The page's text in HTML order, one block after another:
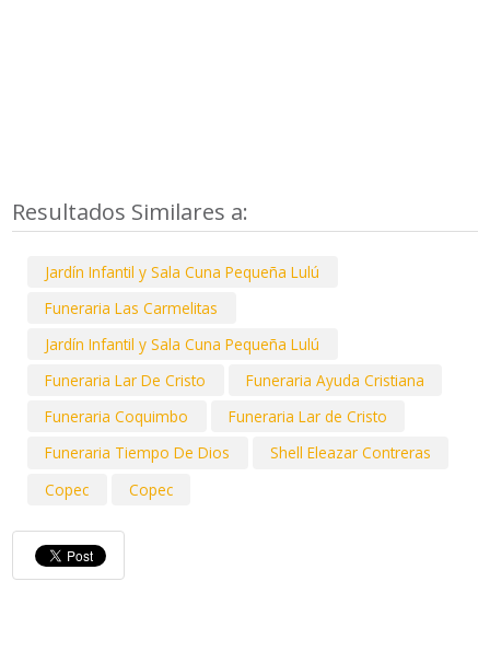
Resultados Similares a:
Jardín Infantil y Sala Cuna Pequeña Lulú
Funeraria Las Carmelitas
Jardín Infantil y Sala Cuna Pequeña Lulú
Funeraria Lar De Cristo
Funeraria Ayuda Cristiana
Funeraria Coquimbo
Funeraria Lar de Cristo
Funeraria Tiempo De Dios
Shell Eleazar Contreras
Copec
Copec